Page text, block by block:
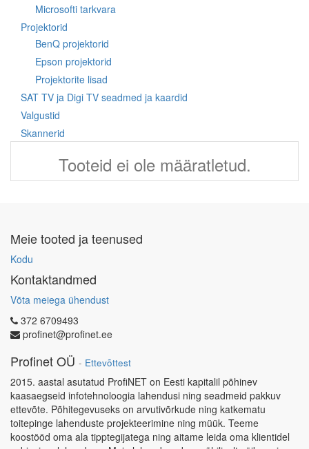
Microsofti tarkvara
Projektorid
BenQ projektorid
Epson projektorid
Projektorite lisad
SAT TV ja Digi TV seadmed ja kaardid
Valgustid
Skannerid
Tooteid ei ole määratletud.
Meie tooted ja teenused
Kodu
Kontaktandmed
Võta meiega ühendust
372 6709493
profinet@profinet.ee
Profinet OÜ - Ettevõttest
2015. aastal asutatud ProfiNET on Eesti kapitalil põhinev
kaasaegseid infotehnoloogia lahendusi ning seadmeid pakkuv
ettevõte. Põhitegevuseks on arvutivõrkude ning katkematu
toitepinge lahenduste projekteerimine ning müük. Teeme
koostööd oma ala tipptegijatega ning aitame leida oma klientidel